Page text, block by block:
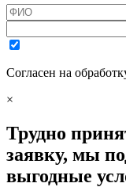
Согласен на
×
Трудно
заявку, мы
выгодные